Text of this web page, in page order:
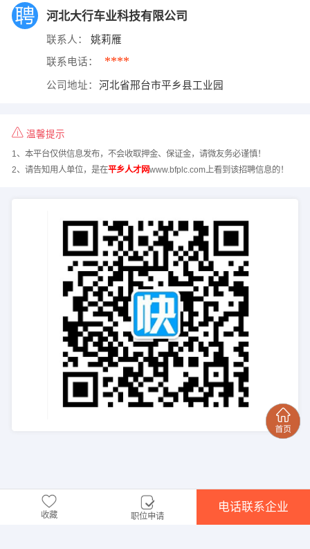
河北大行车业科技有限公司
联系人： 姚莉雁
联系电话： ****
公司地址： 河北省邢台市平乡县工业园
温馨提示
1、本平台仅供信息发布，不会收取押金、保证金，请微友务必谨慎！
2、请告知用人单位，是在平乡人才网www.bfplc.com上看到该招聘信息的！
收藏 职位申请
电话联系企业